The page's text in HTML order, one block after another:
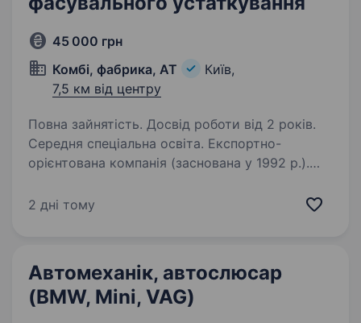
45 000 грн
Комбі, фабрика, АТ
Київ,
7,5 км від центру
Повна зайнятість. Досвід роботи від 2 років.
Середня спеціальна освіта. Експортно-
орієнтована компанія (заснована у 1992 р.).
косметики (зубні пасти, фарби та тонуючі
2 дні тому
Автомеханік, автослюсар
(BMW, Mini, VAG)